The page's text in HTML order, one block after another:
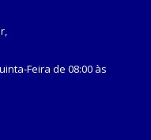
Feira de 08:00 às